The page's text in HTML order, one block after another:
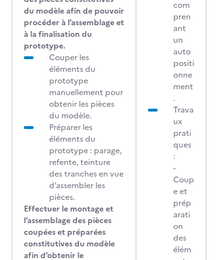
du modèle afin de pouvoir
procéder à l’assemblage et
à la finalisation du
prototype.
Couper les
éléments du
prototype
manuellement pour
obtenir les pièces
du modèle.
Préparer les
éléments du
prototype : parage,
refente, teinture
des tranches en vue
d’assembler les
pièces.
Effectuer le montage et
l’assemblage des pièces
coupées et préparées
constitutives du modèle
afin d’obtenir le
com
pren
ant
un
auto
positi
onne
ment
.
Trava
ux
prati
ques
:
-
Coup
e et
prép
arati
on
des
élém